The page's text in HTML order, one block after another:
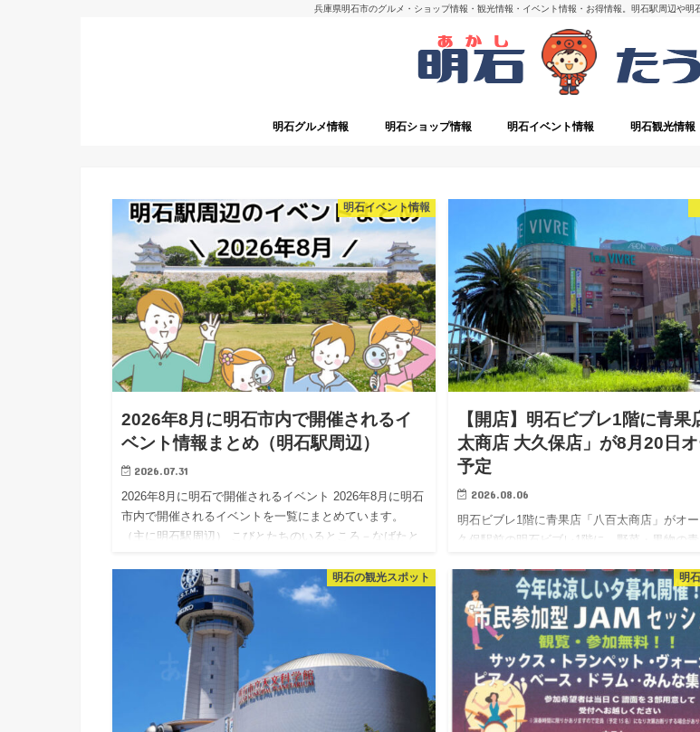
兵庫県明石市のグルメ・ショップ情報・観光情報・イベント情報・お得情報。明石駅周辺や明
明石グルメ情報 明石ショップ情報 明石イベント情報 明石観光情報
明石イベント情報
2026年8月に明石市内で開催されるイ
ベント情報まとめ（明石駅周辺）
2026.07.31
2026年8月に明石で開催されるイベント 2026年8月に明石
市内で開催されるイベントを一覧にまとめています。
（主に明石駅周辺） こびとたちのいるところ－なばたと
【開店】明石ビブレ1階に青果
太商店 大久保店」が8月20日
予定
2026.08.06
明石ビブレ1階に青果店「八百太商店」がオ
久保駅前の明石ビブレ1階に、野菜・果物の
の公式サイトで告知されており、2026年8月
オ…
明石の観光スポット 明